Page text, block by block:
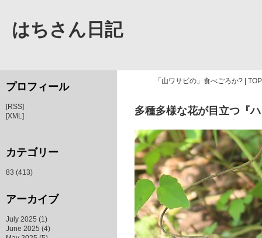
はちさん日記
「山ワサビの」食べごろか? TOP
多種多様な花が目立つ『
プロフィール
[RSS]
[XML]
カテゴリー
83 (413)
アーカイブ
July 2025 (1)
June 2025 (4)